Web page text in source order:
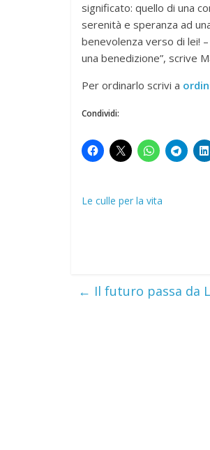
significato: quello di una
serenità e speranza ad
benevolenza verso di lei!
una benedizione”, scrive
Per ordinarlo scrivi a
Condividi:
Le culle per la vita
← Il futuro passa da